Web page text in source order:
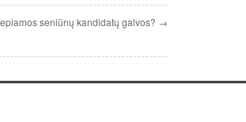
seniūnų kandidatų galvos? →